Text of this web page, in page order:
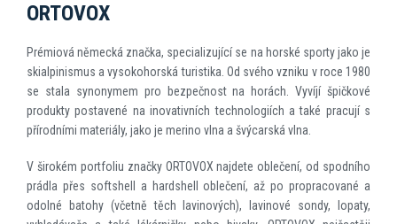
ORTOVOX
Prémiová německá značka, specializující se na horské sporty jako je
skialpinismus a vysokohorská turistika. Od svého vzniku v roce 1980
se stala synonymem pro bezpečnost na horách. Vyvíjí špičkové
produkty postavené na inovativních technologiích a také pracují s
přírodními materiály, jako je merino vlna a švýcarská vlna.
V širokém portfoliu značky ORTOVOX najdete oblečení, od spodního
prádla přes softshell a hardshell oblečení, až po propracované a
odolné batohy (včetně těch lavinových), lavinové sondy, lopaty,